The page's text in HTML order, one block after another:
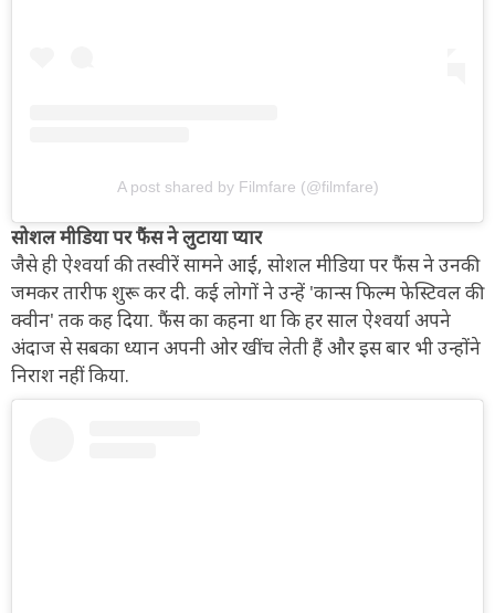
A post shared by Filmfare (@filmfare)
सोशल मीडिया पर फैंस ने लुटाया प्यार
जैसे ही ऐश्वर्या की तस्वीरें सामने आईं, सोशल मीडिया पर फैंस ने उनकी
जमकर तारीफ शुरू कर दी. कई लोगों ने उन्हें 'कान्स फिल्म फेस्टिवल की
क्वीन' तक कह दिया. फैंस का कहना था कि हर साल ऐश्वर्या अपने
अंदाज से सबका ध्यान अपनी ओर खींच लेती हैं और इस बार भी उन्होंने
निराश नहीं किया.